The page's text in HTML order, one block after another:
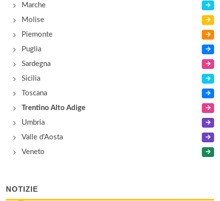
Marche
Molise
Piemonte
Puglia
Sardegna
Sicilia
Toscana
Trentino Alto Adige
Umbria
Valle d'Aosta
Veneto
NOTIZIE